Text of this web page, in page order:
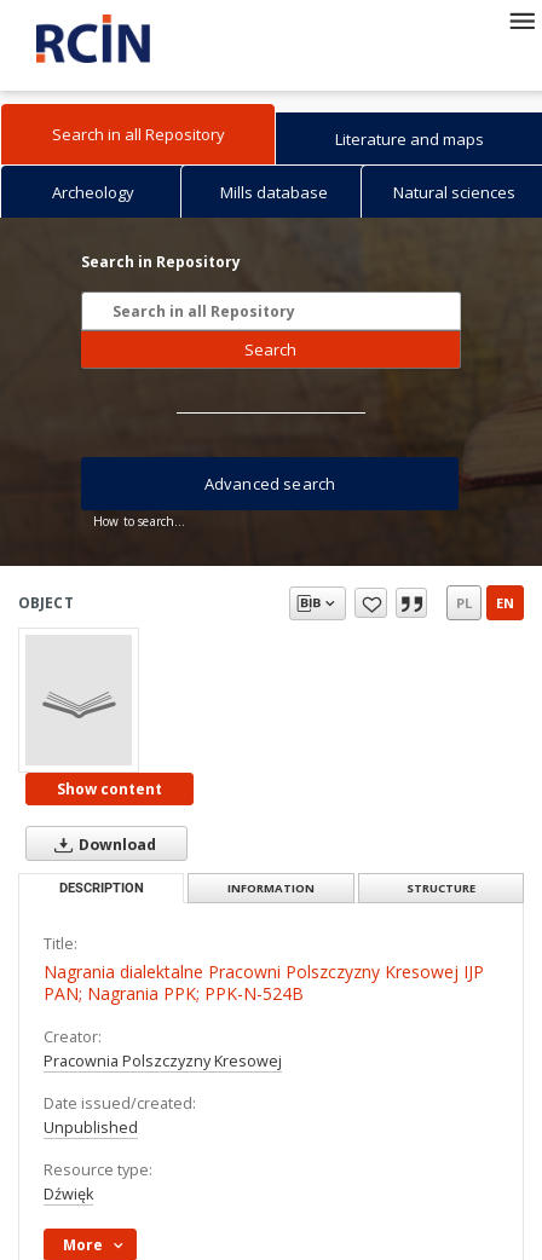
Search in all Repository Literature and maps
Archeology Mills database Natural sciences
Search in Repository
Search
How to search...
Advanced search
OBJECT PL EN
Show content
Download
DESCRIPTION INFORMATION STRUCTURE
Title:
Nagrania dialektalne Pracowni Polszczyzny Kresowej IJP
PAN; Nagrania PPK; PPK-N-524B
Creator:
Pracownia Polszczyzny Kresowej
Date issued/created:
Unpublished
Resource type:
Dźwięk
More